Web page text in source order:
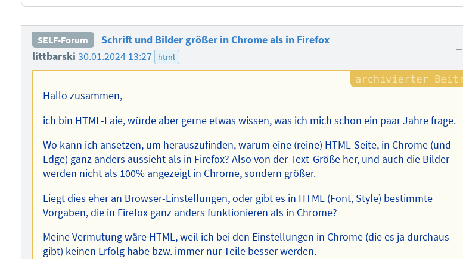
SELF-Forum
Schrift und Bilder größer in Chrome als in Firefox
littbarski 30.01.2024 13:27 html –
Hallo zusammen,
ich bin HTML-Laie, würde aber gerne etwas wissen, was ich mich schon ein paar Jahre frage.
Wo kann ich ansetzen, um herauszufinden, warum eine (reine) HTML-Seite, in Chrome (und
Edge) ganz anders aussieht als in Firefox? Also von der Text-Größe her, und auch die Bilder
werden nicht als 100% angezeigt in Chrome, sondern größer.
Liegt dies eher an Browser-Einstellungen, oder gibt es in HTML (Font, Style) bestimmte
Vorgaben, die in Firefox ganz anders funktionieren als in Chrome?
Meine Vermutung wäre HTML, weil ich bei den Einstellungen in Chrome (die es ja durchaus
gibt) keinen Erfolg habe bzw. immer nur Teile besser werden.